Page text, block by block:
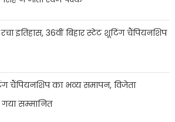
इतिहास, 36वीं बिहार स्टेट शूटिंग चैंपियनशिप
चैंपियनशिप का भव्य समापन, विजेता
सम्मानित